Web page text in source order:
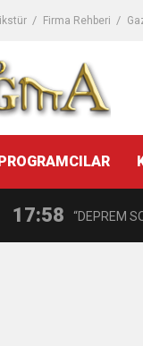
Firma Rehberi
11:59 GÖĞÜS
11:30 BAŞTEMİR:
17:58 “DEPREM